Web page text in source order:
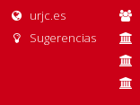
urjc.es
Sugerencias